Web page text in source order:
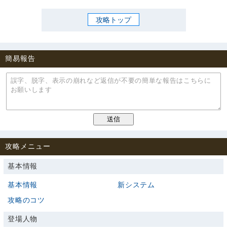
攻略トップ
簡易報告
攻略メニュー
基本情報
基本情報
新システム
攻略のコツ
登場人物